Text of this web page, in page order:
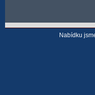
Nabídku